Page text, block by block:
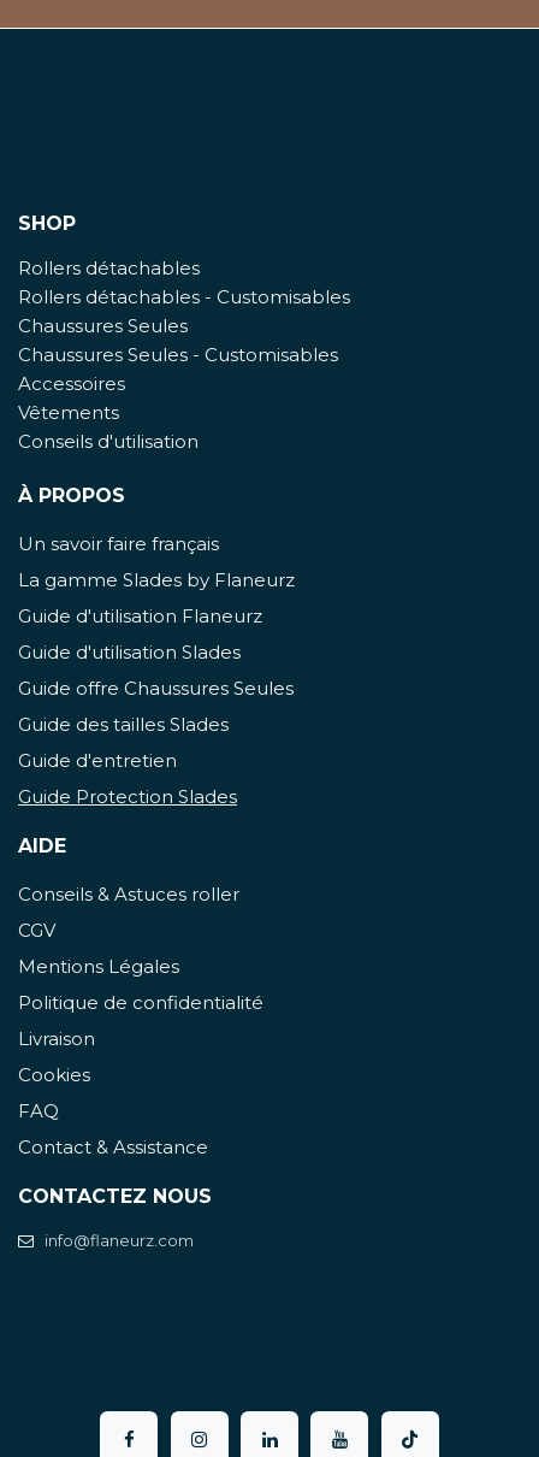
SHOP
Rollers détachables
Rollers détachables - Customisables
Chaussures Seules
Chaussures Seules - Customisables
Accessoires
Vêtements
Conseils d'utilisation
À PROPOS
Un savoir faire français
La gamme Slades by Flaneurz
Guide d'utilisation Flaneurz
Guide d'utilisation Slades
Guide offre Chaussures Seules
Guide des tailles Slades
Guide d'entretien
Guide Protection Slades
AIDE
Conseils & Astuces roller
CGV
Mentions Légales
Politique de confidentialité
Livraison
Cookies
FAQ
Contact & Assistance
CONTACTEZ NOUS
info@flaneurz.com